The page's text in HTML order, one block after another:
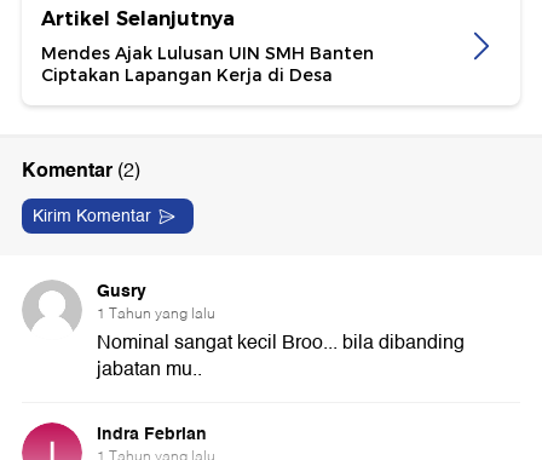
Artikel Selanjutnya
Mendes Ajak Lulusan UIN SMH Banten
Ciptakan Lapangan Kerja di Desa